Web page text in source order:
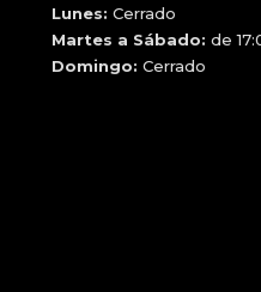
Lunes: Cerrado
Martes a Sábado: de
Domingo: Cerrado